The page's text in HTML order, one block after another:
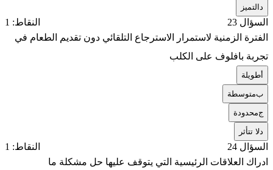
التميز
السؤال 23
النقاط: 1
الفترة الزمنية لاستمرار الاسترجاع التلقائي دون تقديم الطعام في
تجربة بافلوف على الكلب
طويلة
بمتوسطة
جمحدودة
لا تتأثر
السؤال 24
النقاط: 1
ادراك العلاقات الرئيسية التي يتوقف عليها حل مشكلة ما